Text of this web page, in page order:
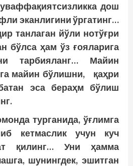
дош
эканлигини ўргатинг…
танлаган йўли нотўғри
бўлса ҳам ўз ғояларига
тарбияланг… Майин
майин бўлишни, қаҳри
эса бераҳм бўлиш
турганида, ўғлимга
кетмаслик учун куч
қилинг… Уни ҳамма
шунингдек, эшитган